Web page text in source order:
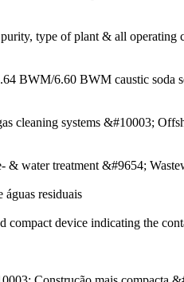
águas residuais